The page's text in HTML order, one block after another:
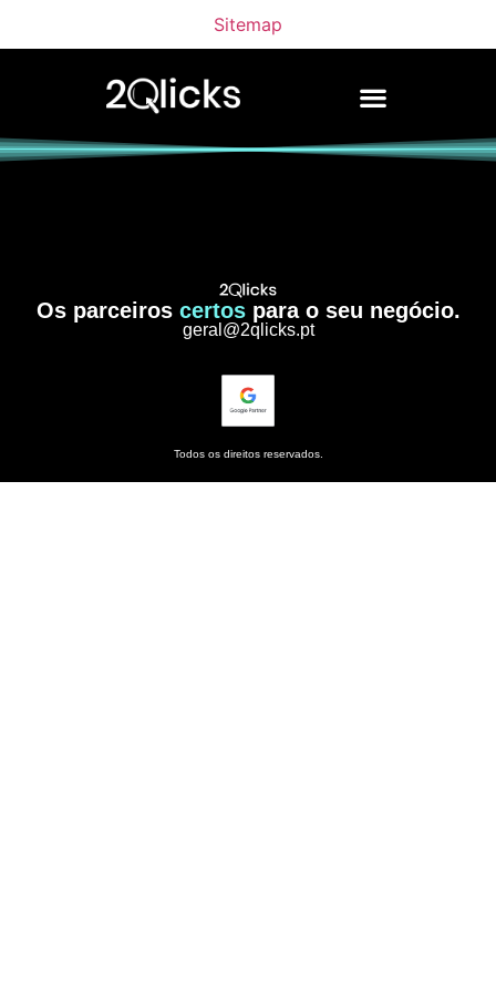
Sitemap
Os parceiros certospara o seu negócio.
geral@2qlicks.pt
Todos os direitos reservados.